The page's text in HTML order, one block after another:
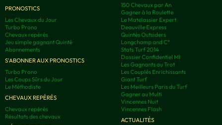
PRONOSTICS
Les Chevaux du Jour
Turbo Prono
Chevaux repérés
Jeu simple gagnant Quinté
Abonnements
S'ABONNER AUX PRONOSTICS
Turbo Prono
Les Coups Sûrs du Jour
Le Méthodiste
CHEVAUX REPÉRÉS
Chevaux repérés
Résultats des chevaux
150 Chevaux par An
Gagner à la Roulette
Le Matelassier Expert
Deauville Express
Quintés Outsiders
Longchamp and C°
Stats Turf 2014
Dossier Confidentiel MI
Les Gagnants au Trot
Les Couplés Enrichissants
Giant Turf
Les Meilleurs Paris du Turf
Gagner au Multi
Vincennes Nuit
Vincennes Flash
ACTUALITÉS